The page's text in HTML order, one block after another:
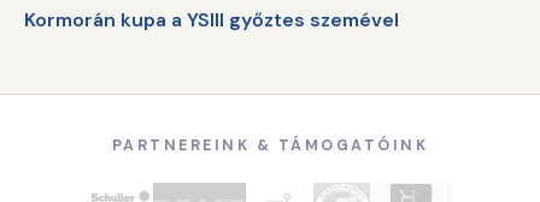
Kormorán kupa a YSIII győztes szemével
PARTNEREINK & TÁMOGATÓINK